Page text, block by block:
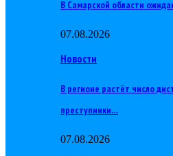
В Самарской области
07.08.2026
Новости
В регионе растёт число
преступники…
07.08.2026